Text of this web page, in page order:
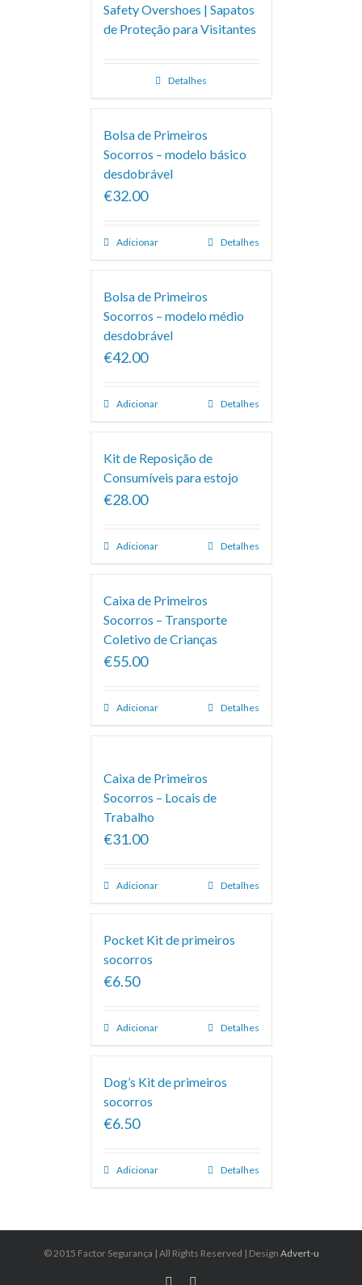
Safety Overshoes | Sapatos
de Proteção para Visitantes
Detalhes
Bolsa de Primeiros
Socorros – modelo básico
desdobrável
€32.00
Adicionar Detalhes
Bolsa de Primeiros
Socorros – modelo médio
desdobrável
€42.00
Adicionar Detalhes
Kit de Reposição de
Consumíveis para estojo
€28.00
Adicionar Detalhes
Caixa de Primeiros
Socorros – Transporte
Coletivo de Crianças
€55.00
Adicionar Detalhes
Caixa de Primeiros
Socorros – Locais de
Trabalho
€31.00
Adicionar Detalhes
Pocket Kit de primeiros
socorros
€6.50
Adicionar Detalhes
Dog’s Kit de primeiros
socorros
€6.50
Adicionar Detalhes
© 2015 Factor Segurança | All Rights Reserved | Design Advert-u